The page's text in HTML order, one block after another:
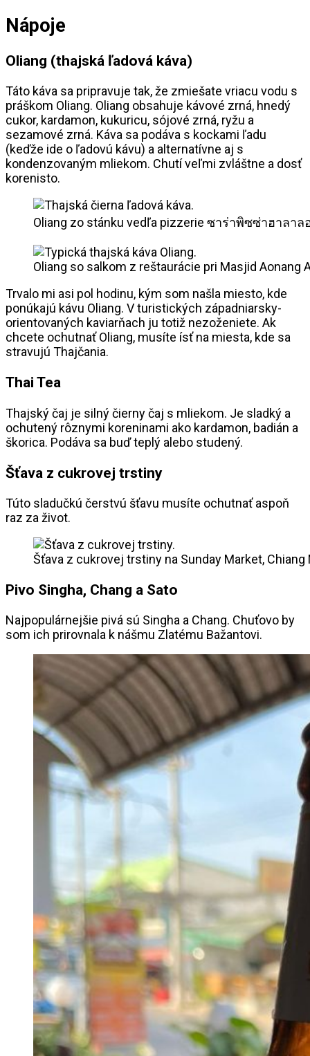
Nápoje
Oliang (thajská ľadová káva)
Táto káva sa pripravuje tak, že zmiešate vriacu vodu s
práškom Oliang. Oliang obsahuje kávové zrná, hnedý
cukor, kardamon, kukuricu, sójové zrná, ryžu a
sezamové zrná. Káva sa podáva s kockami ľadu
(keďže ide o ľadovú kávu) a alternatívne aj s
kondenzovaným mliekom. Chutí veľmi zvláštne a dosť
korenisto.
Oliang zo stánku vedľa pizzerie ซาร่าพิซซ่าฮาลาล
Oliang so salkom z reštaurácie pri Masjid Aonang
Trvalo mi asi pol hodinu, kým som našla miesto, kde
ponúkajú kávu Oliang. V turistických západniarsky-
orientovaných kaviarňach ju totiž nezoženiete. Ak
chcete ochutnať Oliang, musíte ísť na miesta, kde sa
stravujú Thajčania.
Thai Tea
Thajský čaj je silný čierny čaj s mliekom. Je sladký a
ochutený rôznymi koreninami ako kardamon, badián a
škorica. Podáva sa buď teplý alebo studený.
Šťava z cukrovej trstiny
Túto sladučkú čerstvú šťavu musíte ochutnať aspoň
raz za život.
Šťava z cukrovej trstiny na Sunday Market, Chiang
Pivo Singha, Chang a Sato
Najpopulárnejšie pivá sú Singha a Chang. Chuťovo by
som ich prirovnala k nášmu Zlatému Bažantovi.